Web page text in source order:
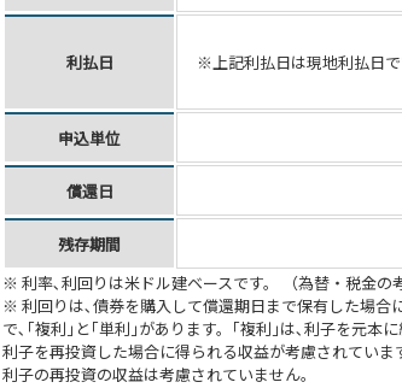
利払日
※上記利払日は現地利払日
申込単位
償還日
残存期間
※ 利率､利回りは米ドル建ベースです。 （為替・税金の
※ 利回りは､債券を購入して償還期日まで保有した場合
で､｢複利｣と｢単利｣があります。｢複利｣は､利子を元本
利子を再投資した場合に得られる収益が考慮されてい
利子の再投資の収益は考慮されていません。